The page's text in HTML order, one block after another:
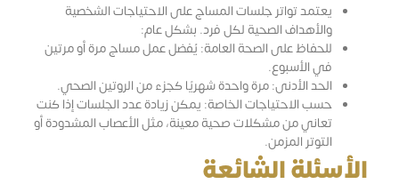
يعتمد تواتر جلسات المساج على الاحتياجات الشخصية
والأهداف الصحية لكل فرد. بشكل عام:
للحفاظ على الصحة العامة: يُفضل عمل مساج مرة أو مرتين
في الأسبوع.
الحد الأدنى: مرة واحدة شهريًا كجزء من الروتين الصحي.
حسب الاحتياجات الخاصة: يمكن زيادة عدد الجلسات إذا كنت
تعاني من مشكلات صحية معينة، مثل الأعصاب المشدودة أو
التوتر المزمن.
الأسئلة الشائعة